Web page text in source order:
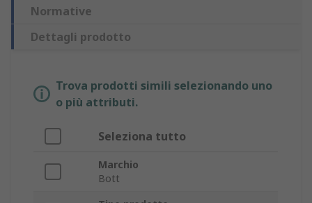
Normative
Dettagli prodotto
Trova prodotti simili selezionando uno
o più attributi.
Seleziona tutto
Marchio
Bott